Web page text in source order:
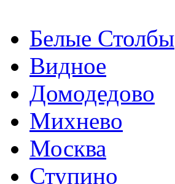
Белые Столбы
Видное
Домодедово
Михнево
Москва
Ступино